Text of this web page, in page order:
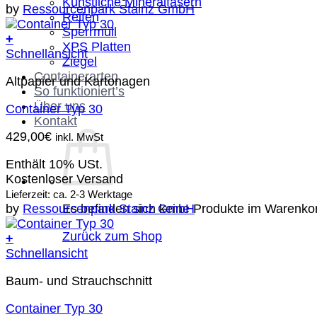
Reifen
Sperrmüll
XPS Platten
Ziegel
Containerarten
So funktioniert’s
Über uns
Kontakt
Es befinden sich keine Produkte im
Zurück zum Shop
by Ressourcenpark Stainz GmbH
+
Schnellansicht
Altpapier und Kartonagen
Container Typ 30
429,00€ inkl. MwSt
Enthält 10% USt.
Kostenloser Versand
Lieferzeit: ca. 2-3 Werktage
by Ressourcenpark Stainz GmbH
+
Schnellansicht
Baum- und Strauchschnitt
Container Typ 30